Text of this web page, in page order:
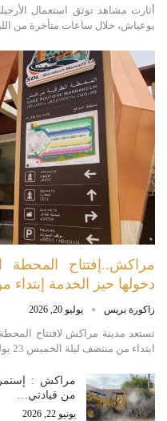
أثارت مشاهد توثق استعمال
بوعياش، خلال ساعات متأخرة من
مراكش..إفتتاح المحطة
دخولها حيز الخدمة
زاكورة بريس يوليو 20, 2026
تستعد مدينة مراكش لافتتاح
ابتداء من منتصف ليلة الخميس 23 يوليوز، في…
مراكش :
من قيادتي…
يونيو 22, 2026